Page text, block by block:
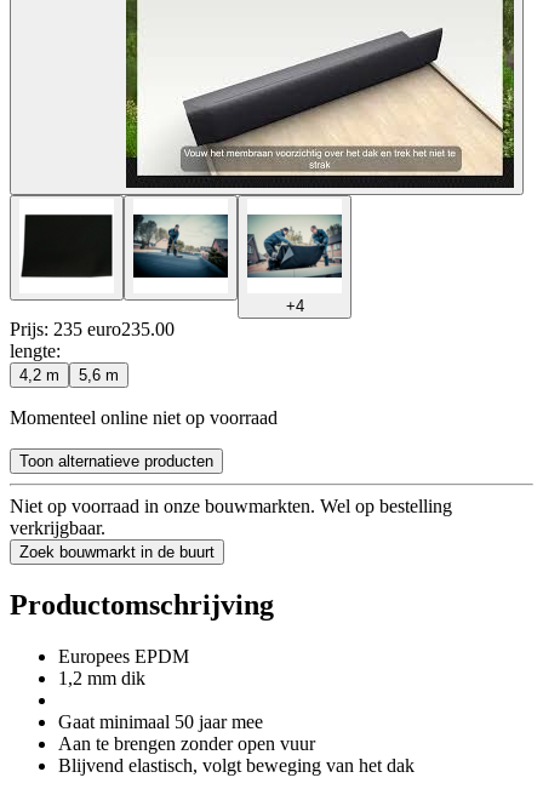
+4
Prijs: 235 euro235.00
lengte:
4,2 m 5,6 m
Momenteel online niet op voorraad
Toon alternatieve producten
Niet op voorraad in onze bouwmarkten. Wel op bestelling
verkrijgbaar.
Zoek bouwmarkt in de buurt
Productomschrijving
Europees EPDM
1,2 mm dik
Gaat minimaal 50 jaar mee
Aan te brengen zonder open vuur
Blijvend elastisch, volgt beweging van het dak